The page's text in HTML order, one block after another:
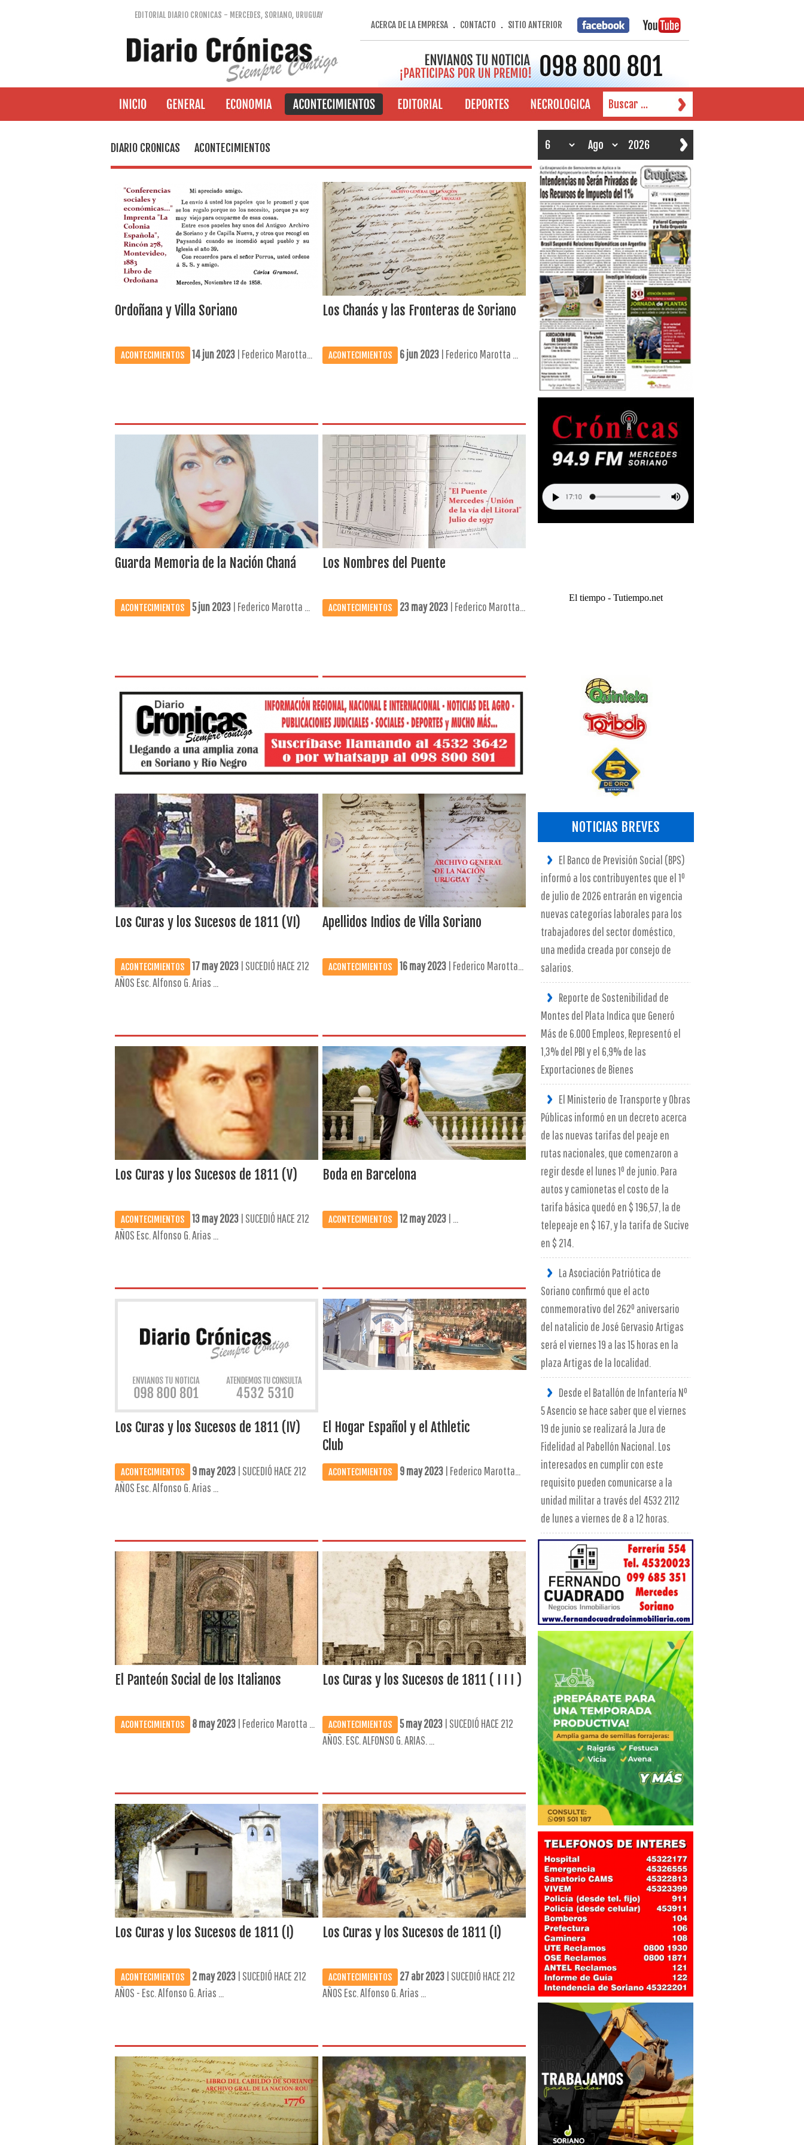
EDITORIAL DIARIO CRONICAS - MERCEDES, SORIANO, URUGUAY
ACERCA DE LA EMPRESA. CONTACTO . SITIO ANTERIOR
DIARIO CRONICAS ACONTECIMIENTOS
Ordoñana y Villa Soriano
ACONTECIMIENTOS 14 jun 2023| Federico Marotta...
Los Chanás y las Fronteras de Soriano
ACONTECIMIENTOS 6 jun 2023| Federico Marotta ...
Guarda Memoria de la Nación Chaná
ACONTECIMIENTOS 5 jun 2023| Federico Marotta ...
Los Nombres del Puente
ACONTECIMIENTOS 23 may 2023| Federico Marotta...
Los Curas y los Sucesos de 1811 (VI)
ACONTECIMIENTOS 17 may 2023| SUCEDIÓ HACE 212
AÑOS Esc. Alfonso G. Arias ...
Apellidos Indios de Villa Soriano
ACONTECIMIENTOS 16 may 2023| Federico Marotta...
Los Curas y los Sucesos de 1811 (V)
ACONTECIMIENTOS 13 may 2023| SUCEDIÓ HACE 212
AÑOS Esc. Alfonso G. Arias ...
Boda en Barcelona
ACONTECIMIENTOS 12 may 2023| ...
Los Curas y los Sucesos de 1811 (IV)
ACONTECIMIENTOS 9 may 2023| SUCEDIÓ HACE 212
AÑOS Esc. Alfonso G. Arias ...
El Hogar Español y el Athletic
Club
ACONTECIMIENTOS 9 may 2023| Federico Marotta...
El Panteón Social de los Italianos
ACONTECIMIENTOS 8 may 2023| Federico Marotta ...
Los Curas y los Sucesos de 1811 ( I I I )
ACONTECIMIENTOS 5 may 2023| SUCEDIÓ HACE 212
AÑOS. ESC. ALFONSO G. ARIAS. ...
Los Curas y los Sucesos de 1811 (I)
ACONTECIMIENTOS 2 may 2023| SUCEDIÓ HACE 212
AÑOS - Esc. Alfonso G. Arias ...
Los Curas y los Sucesos de 1811 (I)
ACONTECIMIENTOS 27 abr 2023| SUCEDIÓ HACE 212
AÑOS Esc. Alfonso G. Arias ...
El tiempo - Tutiempo.net
NOTICIAS BREVES
El Banco de Previsión Social (BPS)
informó a los contribuyentes que el 1º
de julio de 2026 entrarán en vigencia
nuevas categorías laborales para los
trabajadores del sector doméstico,
una medida creada por consejo de
salarios.
Reporte de Sostenibilidad de
Montes del Plata Indica que Generó
Más de 6.000 Empleos, Representó el
1,3% del PBI y el 6,9% de las
Exportaciones de Bienes
El Ministerio de Transporte y Obras
Públicas informó en un decreto acerca
de las nuevas tarifas del peaje en
rutas nacionales, que comenzaron a
regir desde el lunes 1º de junio. Para
autos y camionetas el costo de la
tarifa básica quedó en $ 196,57, la de
telepeaje en $ 167, y la tarifa de Sucive
en $ 214.
La Asociación Patriótica de
Soriano confirmó que el acto
conmemorativo del 262º aniversario
del natalicio de José Gervasio Artigas
será el viernes 19 a las 15 horas en la
plaza Artigas de la localidad.
Desde el Batallón de Infantería Nº
5 Asencio se hace saber que el viernes
19 de junio se realizará la Jura de
Fidelidad al Pabellón Nacional. Los
interesados en cumplir con este
requisito pueden comunicarse a la
unidad militar a través del 4532 2112
de lunes a viernes de 8 a 12 horas.